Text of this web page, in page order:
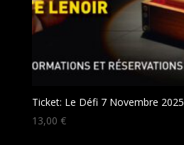
Ticket: Le Défi 7 Novembre 2025
13,00 €